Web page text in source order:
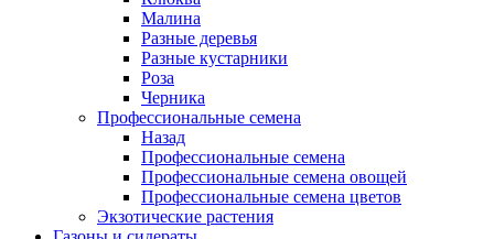
Малина
Разные деревья
Разные кустарники
Роза
Черника
Профессиональные семена
Назад
Профессиональные семена
Профессиональные семена овощей
Профессиональные семена цветов
Экзотические растения